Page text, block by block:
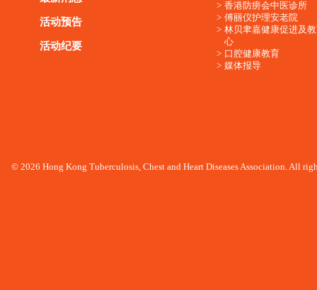
活动预告
活动纪要
香港防痨会中医诊所
傅丽仪护理安老院
林贝聿嘉健康促进及
心
口腔健康教育
媒体报导
© 2026 Hong Kong Tuberculosis, Chest and Heart Diseases Association. All